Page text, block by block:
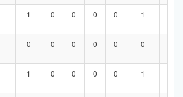
1 0 0 0 0 1
0 0 0 0 0 0
1 0 0 0 0 1